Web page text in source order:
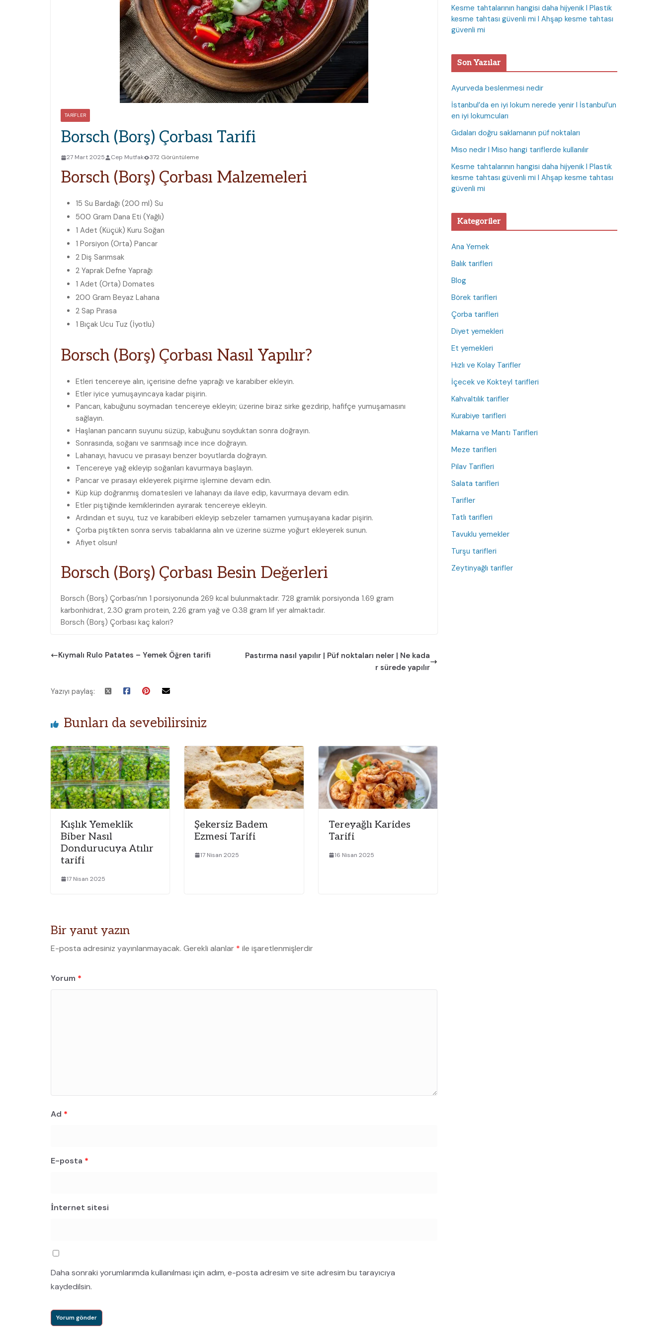
TARIFLER
Borsch (Borş) Çorbası Tarifi
27 Mart 2025 Cep Mutfak 372 Görüntüleme
Borsch (Borş) Çorbası Malzemeleri
15 Su Bardağı (200 ml) Su
500 Gram Dana Eti (Yağlı)
1 Adet (Küçük) Kuru Soğan
1 Porsiyon (Orta) Pancar
2 Diş Sarımsak
2 Yaprak Defne Yaprağı
1 Adet (Orta) Domates
200 Gram Beyaz Lahana
2 Sap Pırasa
1 Bıçak Ucu Tuz (İyotlu)
Borsch (Borş) Çorbası Nasıl Yapılır?
Etleri tencereye alın, içerisine defne yaprağı ve karabiber ekleyin.
Etler iyice yumuşayıncaya kadar pişirin.
Pancarı, kabuğunu soymadan tencereye ekleyin; üzerine biraz sirke gezdirip, hafifçe yumuşamasını
sağlayın.
Haşlanan pancarın suyunu süzüp, kabuğunu soyduktan sonra doğrayın.
Sonrasında, soğanı ve sarımsağı ince ince doğrayın.
Lahanayı, havucu ve pırasayı benzer boyutlarda doğrayın.
Tencereye yağ ekleyip soğanları kavurmaya başlayın.
Pancar ve pırasayı ekleyerek pişirme işlemine devam edin.
Küp küp doğranmış domatesleri ve lahanayı da ilave edip, kavurmaya devam edin.
Etler piştiğinde kemiklerinden ayırarak tencereye ekleyin.
Ardından et suyu, tuz ve karabiberi ekleyip sebzeler tamamen yumuşayana kadar pişirin.
Çorba piştikten sonra servis tabaklarına alın ve üzerine süzme yoğurt ekleyerek sunun.
Afiyet olsun!
Borsch (Borş) Çorbası Besin Değerleri
Borsch (Borş) Çorbası’nın 1 porsiyonunda 269 kcal bulunmaktadır. 728 gramlık porsiyonda 1.69 gram
karbonhidrat, 2.30 gram protein, 2.26 gram yağ ve 0.38 gram lif yer almaktadır.
Borsch (Borş) Çorbası kaç kalori?
Kıymalı Rulo Patates – Yemek Öğren tarifi
Pastırma nasıl yapılır | Püf noktaları neler | Ne kada
r sürede yapılır
Yazıyı paylaş:
Bunları da sevebilirsiniz
Kışlık Yemeklik
Biber Nasıl
Dondurucuya Atılır
tarifi
17 Nisan 2025
Şekersiz Badem
Ezmesi Tarifi
17 Nisan 2025
Tereyağlı Karides
Tarifi
16 Nisan 2025
Bir yanıt yazın
E-posta adresiniz yayınlanmayacak. Gerekli alanlar * ile işaretlenmişlerdir
Yorum *
Ad *
E-posta *
İnternet sitesi
Daha sonraki yorumlarımda kullanılması için adım, e-posta adresim ve site adresim bu tarayıcıya
kaydedilsin.
Kesme tahtalarının hangisi daha hijyenik I Plastik
kesme tahtası güvenli mi I Ahşap kesme tahtası
güvenli mi
Son Yazılar
Ayurveda beslenmesi nedir
İstanbul’da en iyi lokum nerede yenir I İstanbul’un
en iyi lokumcuları
Gıdaları doğru saklamanın püf noktaları
Miso nedir I Miso hangi tariflerde kullanılır
Kesme tahtalarının hangisi daha hijyenik I Plastik
kesme tahtası güvenli mi I Ahşap kesme tahtası
güvenli mi
Kategoriler
Ana Yemek
Balık tarifleri
Blog
Börek tarifleri
Çorba tarifleri
Diyet yemekleri
Et yemekleri
Hızlı ve Kolay Tarifler
İçecek ve Kokteyl tarifleri
Kahvaltılık tarifler
Kurabiye tarifleri
Makarna ve Mantı Tarifleri
Meze tarifleri
Pilav Tarifleri
Salata tarifleri
Tarifler
Tatlı tarifleri
Tavuklu yemekler
Turşu tarifleri
Zeytinyağlı tarifler